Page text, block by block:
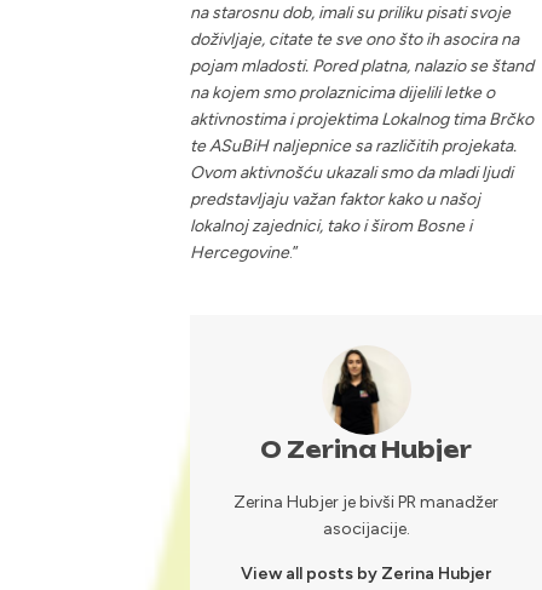
na starosnu dob, imali su priliku pisati svoje
doživljaje, citate te sve ono što ih asocira na
pojam mladosti. Pored platna, nalazio se štand
na kojem smo prolaznicima dijelili letke o
aktivnostima i projektima Lokalnog tima Brčko
te ASuBiH naljepnice sa različitih projekata.
Ovom aktivnošću ukazali smo da mladi ljudi
predstavljaju važan faktor kako u našoj
lokalnoj zajednici, tako i širom Bosne i
Hercegovine.”
O Zerina Hubjer
Zerina Hubjer je bivši PR manadžer
asocijacije.
View all posts by Zerina Hubjer